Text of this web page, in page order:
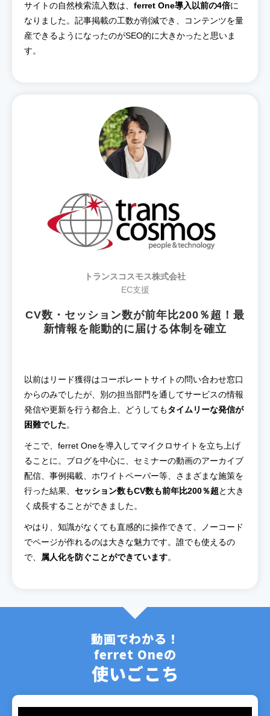
サイトの自然検索流入数は、 ferret One導入以前の4倍に
なりました。記事掲載の工数が削減でき、コンテンツを量
産できるようになったのがSEO的に大きかったと思いま
す。
トランスコスモス株式会社
EC支援
CV数・セッション数が前年比200％超！最
新情報を能動的に届ける体制を確立
以前はリード獲得はコーポレートサイトの問い合わせ窓口
からのみでしたが、別の担当部門を通してサービスの情報
発信や更新を行う都合上、どうしてもタイムリーな発信が
困難でした。
そこで、ferret Oneを導入してマイクロサイトを立ち上げ
ることに。ブログを中心に、セミナーの動画のアーカイブ
配信、事例掲載、ホワイトペーパー等、さまざまな施策を
行った結果、 セッション数もCV数も前年比200％超と大き
く成長することができました。
やはり、知識がなくても直感的に操作できて、ノーコード
でページが作れるのは大きな魅力です。誰でも使えるの
で、
属人化を防ぐことができています。
動画でわかる！
ferret Oneの
使いごこち